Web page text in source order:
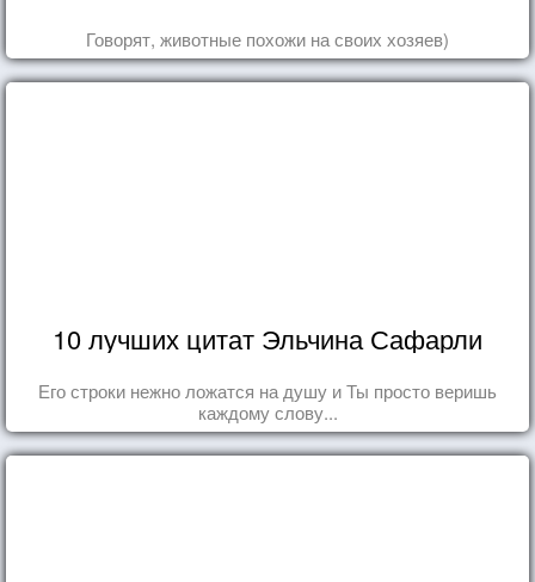
Говорят, животные похожи на своих хозяев)
10 лучших цитат Эльчина Сафарли
Его строки нежно ложатся на душу и Ты просто веришь
каждому слову...